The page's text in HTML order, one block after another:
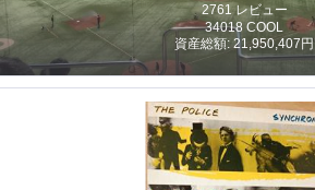
2761 レビュー
34018 COOL
資産総額: 21,950,407円